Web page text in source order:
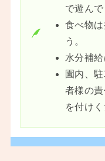
で遊んで
食べ物
う。
水分補
園内、
者様の
を付けく